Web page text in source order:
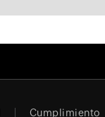
Cumplimiento